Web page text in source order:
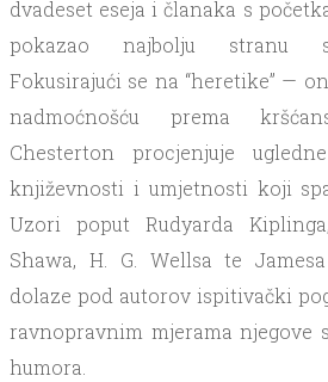
dvadeset eseja i članaka s
pokazao najbolju stranu
Fokusirajući se na “heretike” —
nadmoćnošću prema
Chesterton procjenjuje
književnosti i umjetnosti koji
Uzori poput Rudyarda
Shawa, H. G. Wellsa te
dolaze pod autorov ispitivački
ravnopravnim mjerama njegove
humora.